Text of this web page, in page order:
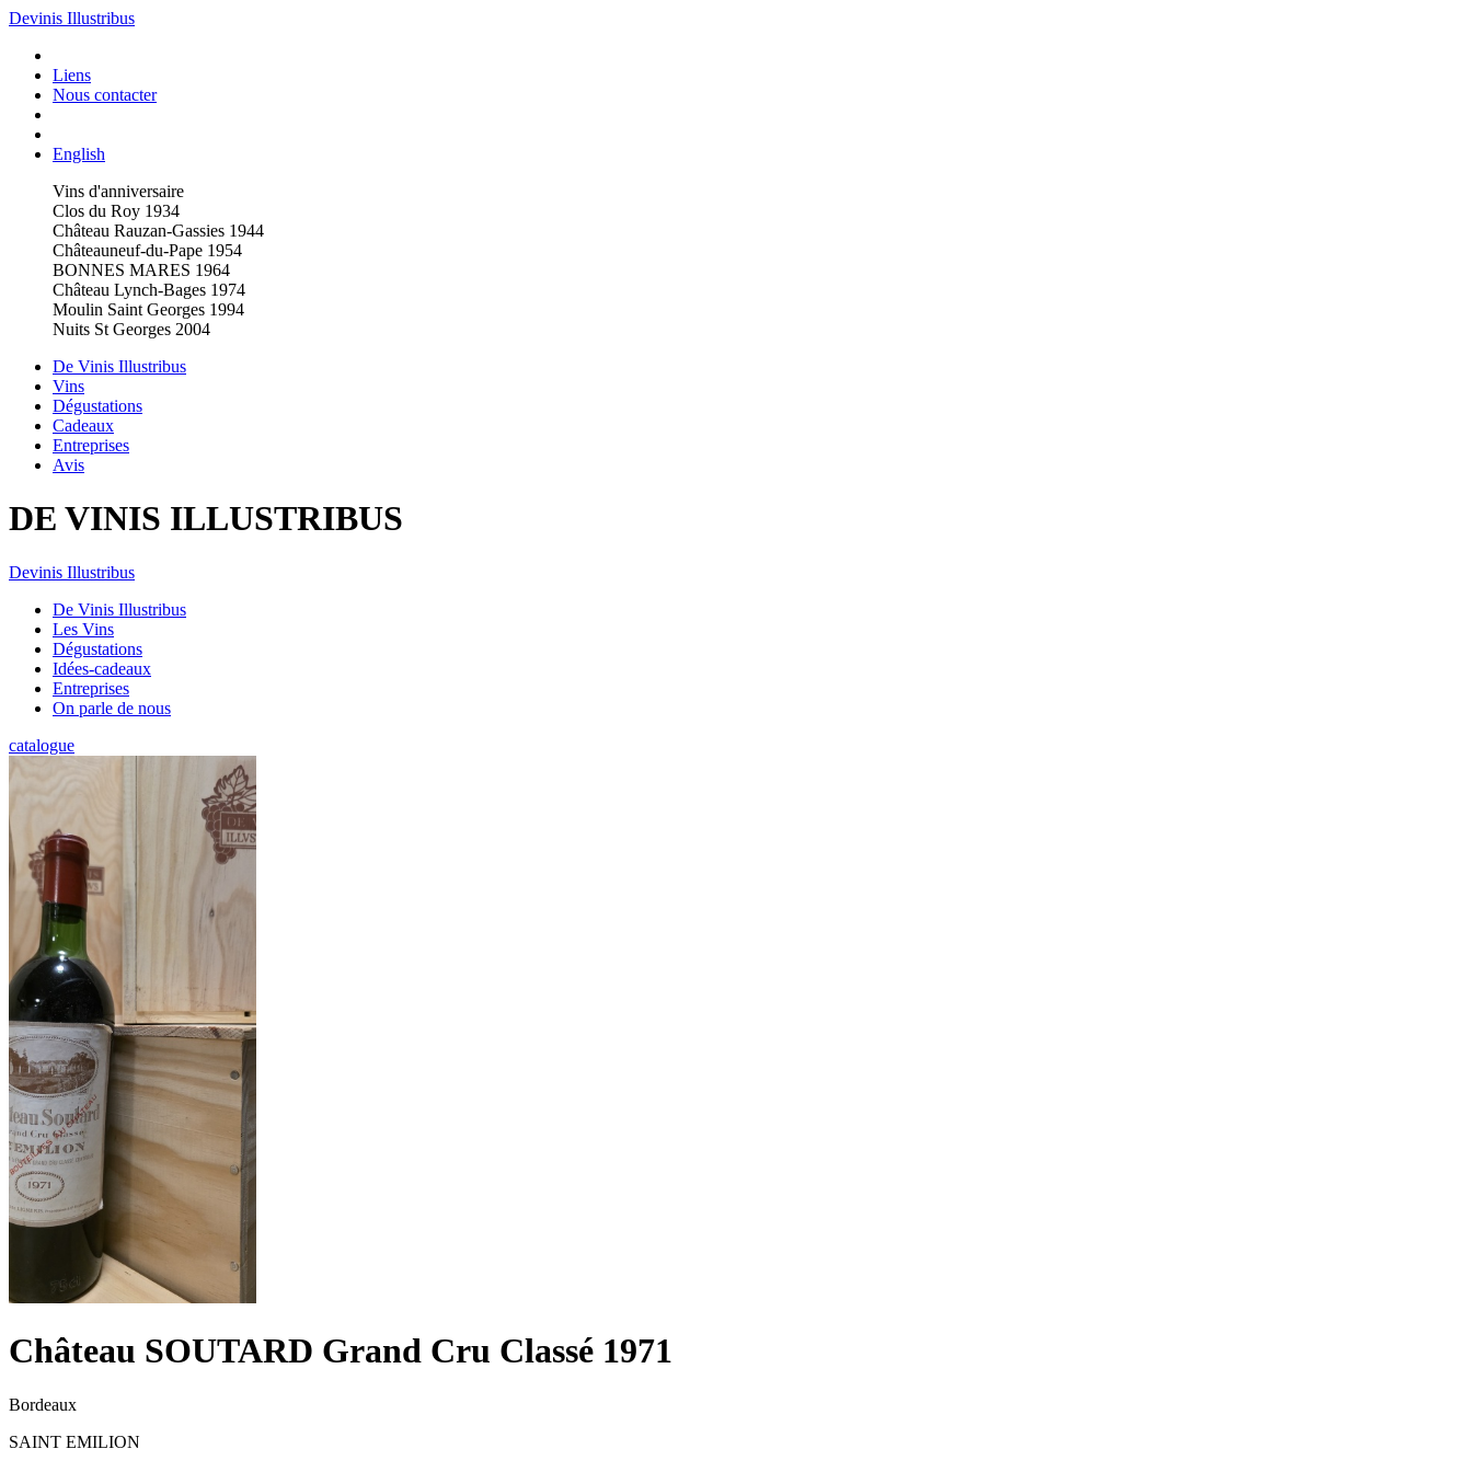
Devinis Illustribus
Liens
Nous contacter
English
Vins d'anniversaire
Clos du Roy 1934
Château Rauzan-Gassies 1944
Châteauneuf-du-Pape 1954
BONNES MARES 1964
Château Lynch-Bages 1974
Moulin Saint Georges 1994
Nuits St Georges 2004
De Vinis Illustribus
Vins
Dégustations
Cadeaux
Entreprises
Avis
DE VINIS ILLUSTRIBUS
Devinis Illustribus
De Vinis Illustribus
Les Vins
Dégustations
Idées-cadeaux
Entreprises
On parle de nous
catalogue
Château SOUTARD Grand Cru Classé 1971
Bordeaux
SAINT EMILION